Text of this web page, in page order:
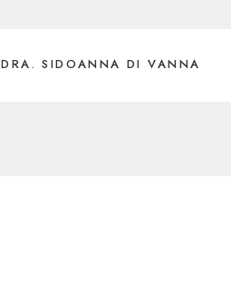
DRA. SIDOANNA DI VANNA